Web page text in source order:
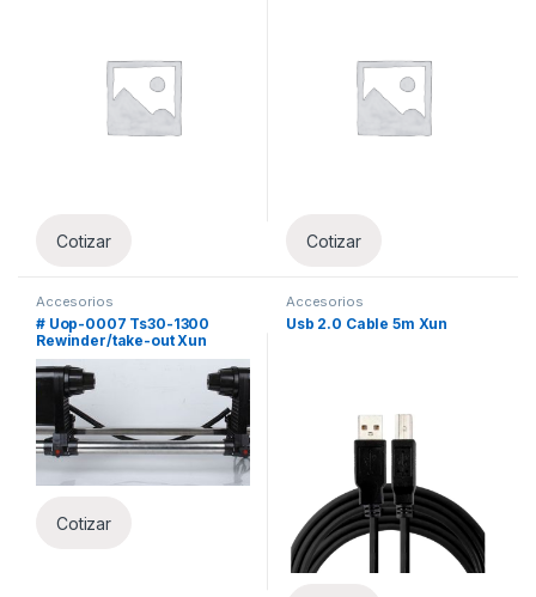
Cotizar Cotizar
Accesorios
# Uop-0007 Ts30-1300
Rewinder/take-out Xun
Cotizar
Accesorios
Usb 2.0 Cable 5m Xun